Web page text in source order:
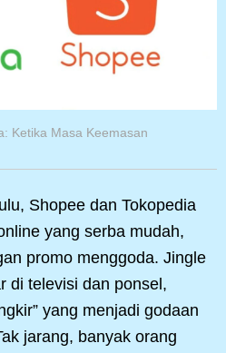
Ketika Masa Keemasan
Shopee dan Tokopedia
yang serba mudah,
promo menggoda. Jingle
di televisi dan ponsel,
yang menjadi godaan
jarang, banyak orang